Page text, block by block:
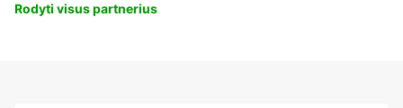
Rodyti visus partnerius